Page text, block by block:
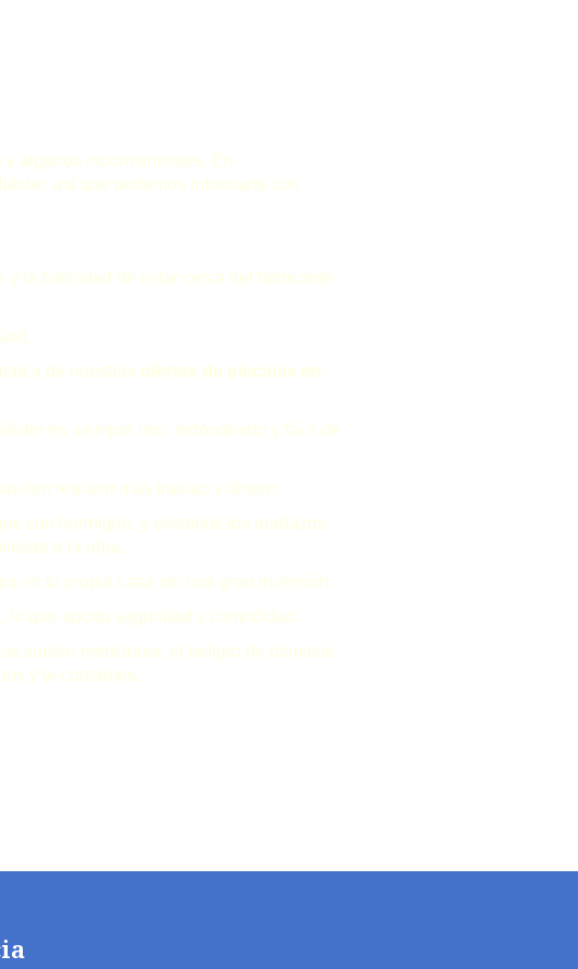
y algunos inconvenientes. En
así que podemos informarte con
la fiabilidad de estar cerca del fabricante
de nuestras ofertas de piscinas en
es siempre liso, redondeado y fácil de
requerir más trabajo y dinero.
con hormigón, y evitamos los arañazos
a la obra.
tu propia casa sin una gran inversión.
que aporta seguridad y comodidad.
suelen mencionar, el peligro de ósmosis,
y te contamos.